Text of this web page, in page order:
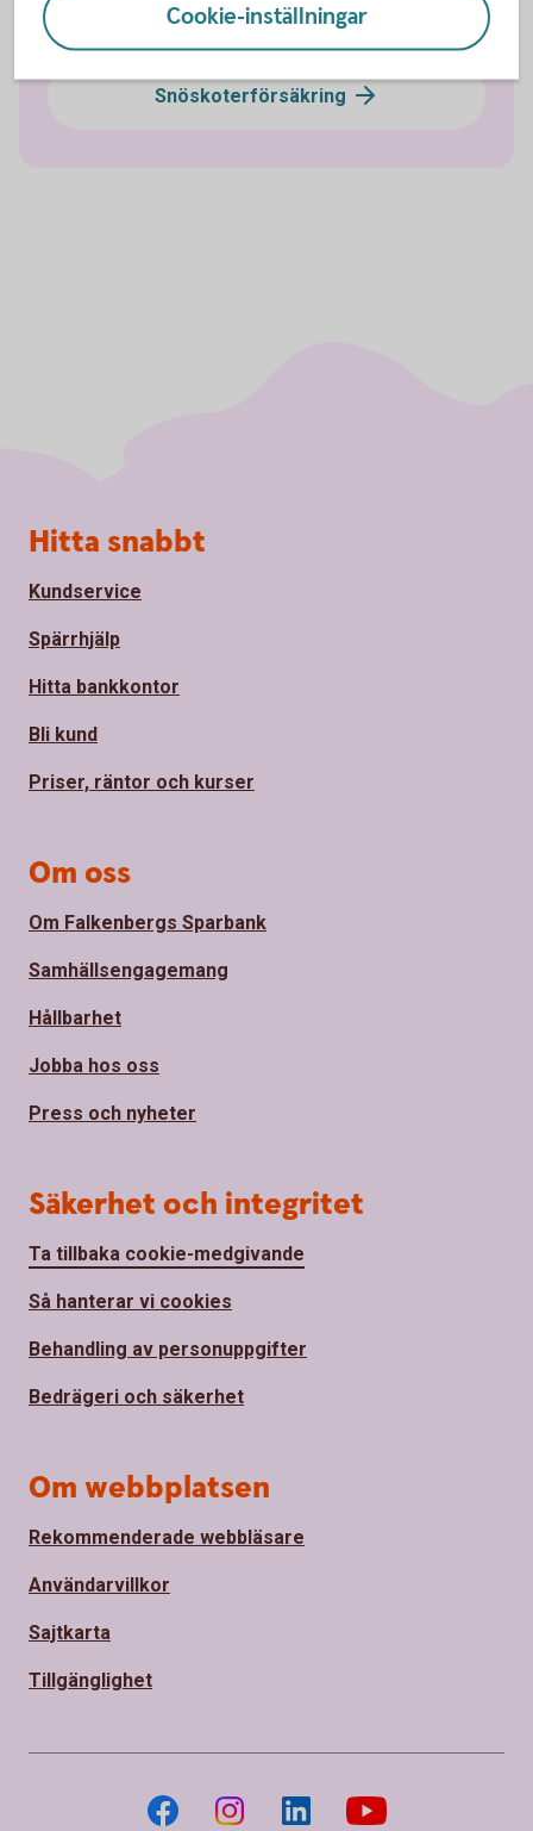
Släpvagnsförsäkring
Snöskoterförsäkring
Cookie-inställningar
Sidfot
Hitta snabbt
Kundservice
Spärrhjälp
Hitta bankkontor
Bli kund
Priser, räntor och kurser
Om oss
Om Falkenbergs Sparbank
Samhällsengagemang
Hållbarhet
Jobba hos oss
Press och nyheter
Säkerhet och integritet
Ta tillbaka cookie-medgivande
Så hanterar vi cookies
Behandling av personuppgifter
Bedrägeri och säkerhet
Om webbplatsen
Rekommenderade webbläsare
Användarvillkor
Sajtkarta
Tillgänglighet